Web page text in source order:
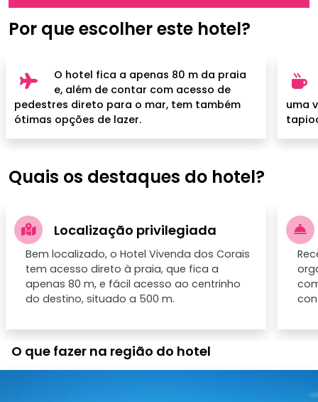
Por que escolher este hotel?
O hotel fica a apenas 80 m da praia
e, além de contar com acesso de
pedestres direto para o mar, tem também
ótimas opções de lazer.
uma
Quais os destaques do hotel?
Localização privilegiada
Bem localizado, o Hotel Vivenda dos Corais
tem acesso direto à praia, que fica a
apenas 80 m, e fácil acesso ao centrinho
do destino, situado a 500 m.
O que fazer na região do hotel